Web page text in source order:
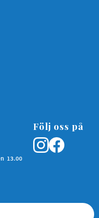
13.00
Följ oss på